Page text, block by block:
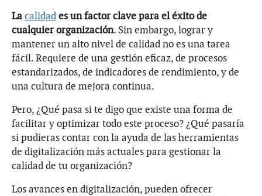
Lacalidades un factor clave para el éxito de
cualquier organización. Sin embargo, lograr y
mantener un alto nivel de calidad no es una tarea
fácil. Requiere de una gestión eficaz, de procesos
estandarizados, de indicadores de rendimiento, y de
una cultura de mejora continua.
Pero, ¿Qué pasa si te digo que existe una forma de
facilitar y optimizar todo este proceso? ¿Qué pasaría
si pudieras contar con la ayuda de las herramientas
de digitalización más actuales para gestionar la
calidad de tu organización?
Los avances en digitalización, pueden ofrecer